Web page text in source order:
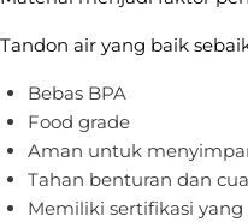
Tandon air yang baik
Bebas BPA
Food grade
Aman untuk
Tahan benturan dan
Memiliki sertifikasi yang